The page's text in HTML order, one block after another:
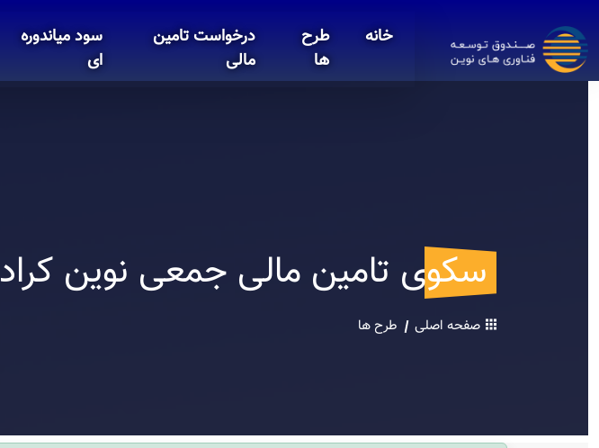
خانه
طرح
ها
درخواست تامین
مالی
سود میاندوره
ای
سکوی تامین مالی جمعی نوین کراد
صفحه اصلی طرح ها